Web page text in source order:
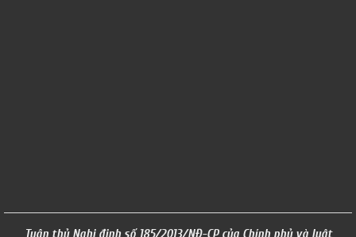
Tuân thủ Nghị định số 185/2013/NĐ-CP của Chính phủ và luật